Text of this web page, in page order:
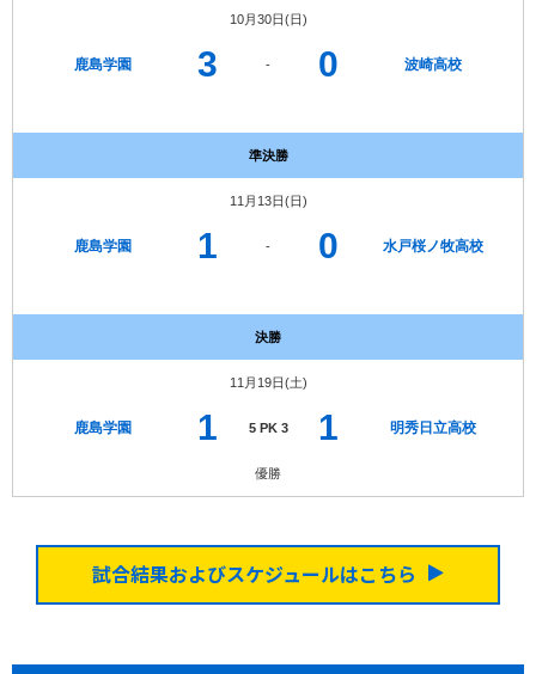
10月30日(日)
鹿島学園 3 - 0 波崎高校
準決勝
11月13日(日)
鹿島学園 1 - 0 水戸桜ノ牧高校
決勝
11月19日(土)
鹿島学園 1 5 PK 3 1 明秀日立高校
優勝
試合結果およびスケジュールはこちら